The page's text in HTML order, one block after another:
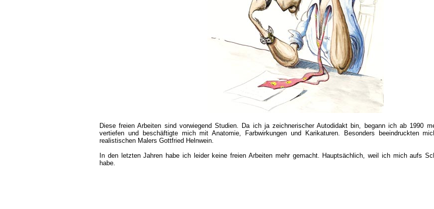
Diese freien Arbeiten sind vorwiegend Studien. Da ich ja zeichnerischer Autodidakt bin, begann ich ab 1990
vertiefen und beschäftigte mich mit Anatomie, Farbwirkungen und Karikaturen. Besonders beeindruckten
realistischen Malers Gottfried Helnwein.
In den letzten Jahren habe ich leider keine freien Arbeiten mehr gemacht. Hauptsächlich, weil ich mich aufs
habe.